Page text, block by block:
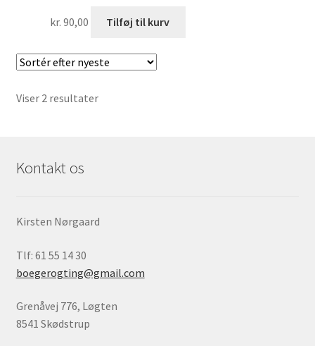
kr. 90,00 Tilføj til kurv
Viser 2 resultaterSorteret
Kontakt os
Kirsten Nørgaard
Tlf: 61 55 14 30
boegerogting@gmail.com
Grenåvej 776, Løgten
8541 Skødstrup